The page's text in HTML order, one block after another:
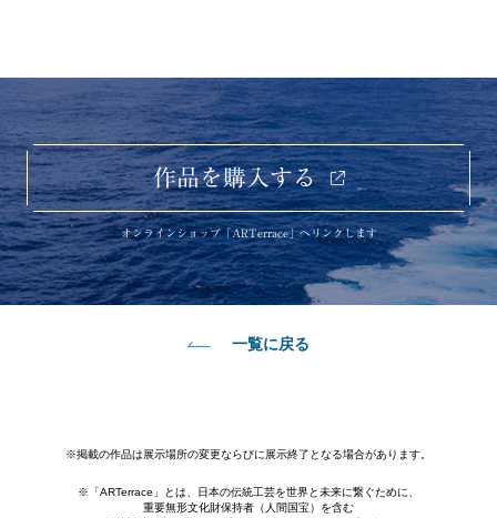
作品を購入する
オンラインショップ「ARTerrace」へリンクします
一覧に戻る
※掲載の作品は展示場所の変更ならびに展示終了となる場合があります。
※「ARTerrace」とは、日本の伝統工芸を世界と未来に繋ぐために、
重要無形文化財保持者（人間国宝）を含む